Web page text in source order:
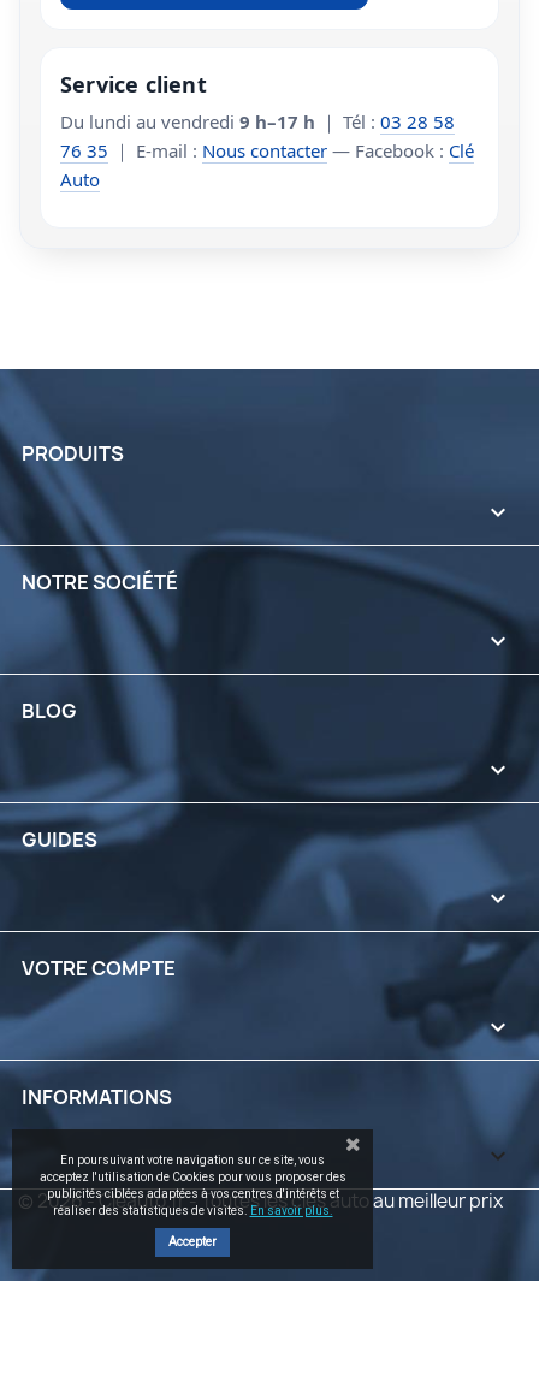
Service client
Du lundi au vendredi 9 h–17 h ｜ Tél : 03 28 58
76 35 ｜ E-mail : Nous contacter — Facebook : Clé
Auto
PRODUITS

NOTRE SOCIÉTÉ

BLOG

GUIDES

VOTRE COMPTE

INFORMATIONS
keyboard_arrow_down
© 2026 - Cleauto.fr - Toutes les clés auto au meilleur prix
En poursuivant votre navigation sur ce site, vous
acceptez l'utilisation de Cookies pour vous proposer des
publicités ciblées adaptées à vos centres d'intérêts et
réaliser des statistiques de visites. En savoir plus.
Accepter